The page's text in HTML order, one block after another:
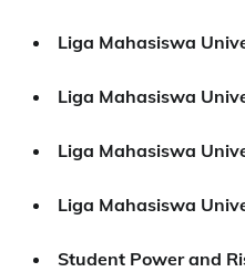
Liga Mahasiswa
Liga Mahasiswa
Liga Mahasiswa
Liga Mahasiswa
Student Power and